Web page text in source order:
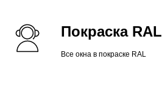
Покраска RAL
Все окна в покраске RAL